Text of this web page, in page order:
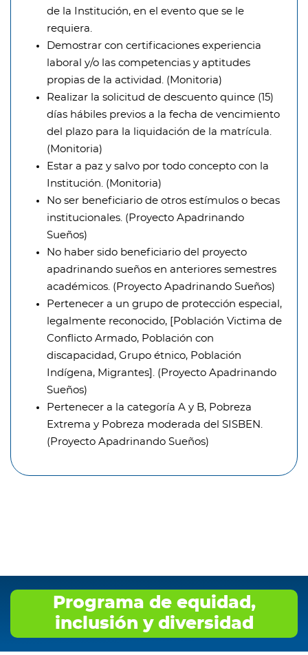
de la Institución, en el evento que se le
requiera.
Demostrar con certificaciones experiencia
laboral y/o las competencias y aptitudes
propias de la actividad. (Monitoria)
Realizar la solicitud de descuento quince (15)
días hábiles previos a la fecha de vencimiento
del plazo para la liquidación de la matrícula.
(Monitoria)
Estar a paz y salvo por todo concepto con la
Institución. (Monitoria)
No ser beneficiario de otros estímulos o becas
institucionales. (Proyecto Apadrinando
Sueños)
No haber sido beneficiario del proyecto
apadrinando sueños en anteriores semestres
académicos. (Proyecto Apadrinando Sueños)
Pertenecer a un grupo de protección especial,
legalmente reconocido, [Población Victima de
Conflicto Armado, Población con
discapacidad, Grupo étnico, Población
Indígena, Migrantes]. (Proyecto Apadrinando
Sueños)
Pertenecer a la categoría A y B, Pobreza
Extrema y Pobreza moderada del SISBEN.
(Proyecto Apadrinando Sueños)
Programa de equidad,
inclusión y diversidad